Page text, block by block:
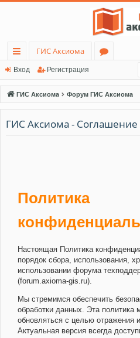
с
ы
лк
и
ГИС Аксиома
ру
м
ы
Вход Регистрация
ГИС Аксиома Форум ГИС Аксиома
ГИС Аксиома -
Политика
Настоящая Политика
порядок сбора, использования,
использовании форума
(forum.axioma-gis.ru).
Мы стремимся обеспечить
обработки данных. Эта политика
обновляться с целью отражения
Актуальная версия всегда